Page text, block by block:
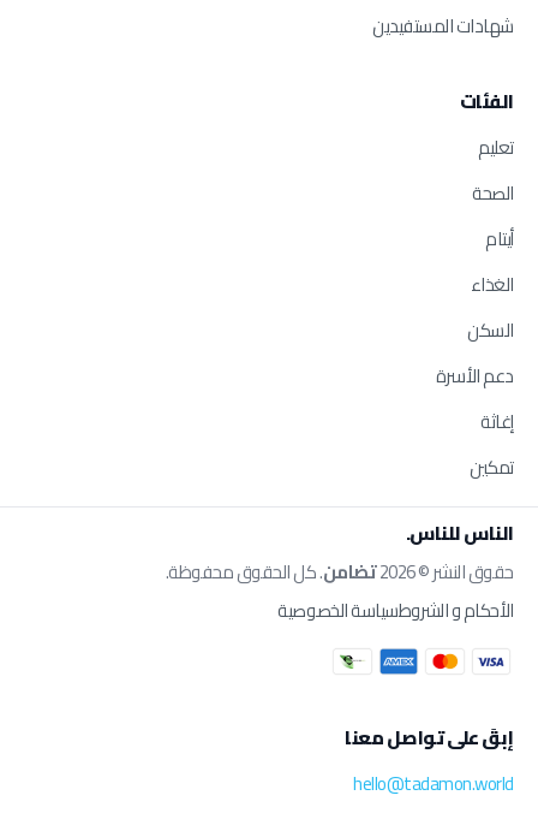
شهادات المستفيدين
الفئات
تعليم
الصحة
أيتام
الغذاء
السكن
دعم الأسرة
إغاثة
تمكين
الناس للناس.
حقوق النشر © 2026 تضامن. كل الحقوق محفوظة.
الأحكام و الشروطسياسة الخصوصية
إبقَ على تواصل معنا
hello@tadamon.world